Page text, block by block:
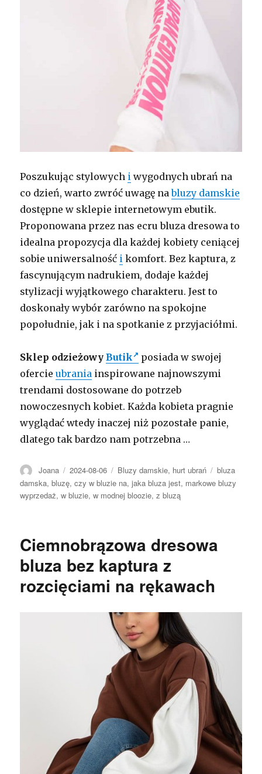
Poszukując stylowych i wygodnych ubrań na
co dzień, warto zwróć uwagę nabluzy damskie
dostępne w sklepie internetowym ebutik.
Proponowana przez nas ecru bluza dresowa to
idealna propozycja dla każdej kobiety ceniącej
sobie uniwersalność i komfort. Bez kaptura, z
fascynującym nadrukiem, dodaje każdej
stylizacji wyjątkowego charakteru. Jest to
doskonały wybór zarówno na spokojne
popołudnie, jak i na spotkanie z przyjaciółmi.
Sklep odzieżowyButik
posiada w swojej
ofercieubrania inspirowane najnowszymi
trendami dostosowane do potrzeb
nowoczesnych kobiet. Każda kobieta pragnie
wyglądać wtedy inaczej niż pozostałe panie,
dlatego tak bardzo nam potrzebna …
Autor
Joana Opublikowano
2024-08-06 Kategorie
Bluzy damskie, hurt ubrań Tagi
bluza
damska,bluzę,czy w bluzie na,jaka bluza jest, markowe bluzy
wyprzedaż,w bluzie,w modnej bloozie,z bluzą
Ciemnobrązowa dresowa
bluza bez kaptura z
rozcięciami na rękawach